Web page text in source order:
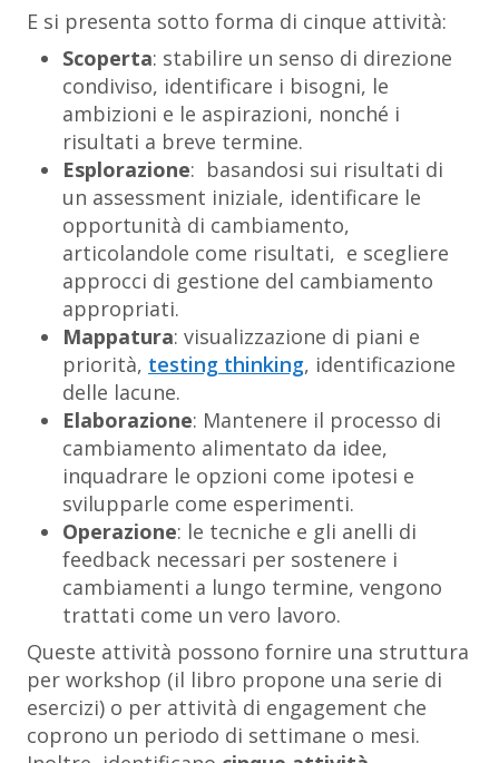
E si presenta sotto forma di cinque attività:
Scoperta: stabilire un senso di direzione
condiviso, identificare i bisogni, le
ambizioni e le aspirazioni, nonché i
risultati a breve termine.
Esplorazione: basandosi sui risultati di
un assessment iniziale, identificare le
opportunità di cambiamento,
articolandole come risultati, e scegliere
approcci di gestione del cambiamento
appropriati.
Mappatura: visualizzazione di piani e
priorità, testing thinking, identificazione
delle lacune.
Elaborazione: Mantenere il processo di
cambiamento alimentato da idee,
inquadrare le opzioni come ipotesi e
svilupparle come esperimenti.
Operazione: le tecniche e gli anelli di
feedback necessari per sostenere i
cambiamenti a lungo termine, vengono
trattati come un vero lavoro.
Queste attività possono fornire una struttura
per workshop (il libro propone una serie di
esercizi) o per attività di engagement che
coprono un periodo di settimane o mesi.